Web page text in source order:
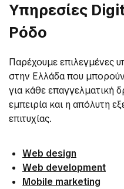
Υπηρεσίες
Ρόδο
Παρέχουμε επιλεγμένες
στην Ελλάδα που
για κάθε επαγγελματική
εμπειρία και η απόλυτη
επιτυχίας.
Web design
Web development
Mobile marketing